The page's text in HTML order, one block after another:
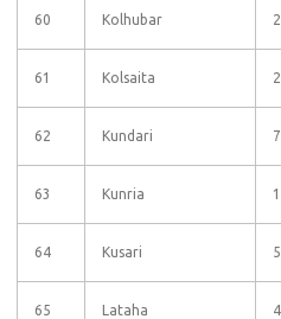
60 Kolhubar
61 Kolsaita
62 Kundari
63 Kunria
64 Kusari
65 Lataha